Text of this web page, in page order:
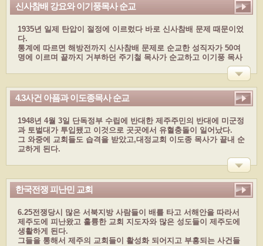
신사참배 강요와 이기풍목사 순교
1935년 일제 탄압이 절정에 이르렀다 바로 신사참배 문제 때문이었
다.
통계에 따르면 해방전까지 신사참배 문제로 순교한 성직자가 50여
명에 이르며 끝까지 거부하던 주기철 목사가 순교하고 이기풍 목사
4.3사건 아픔과 이도종목사 순교
1948년 4월 3일 단독정부 수립에 반대한 제주주민의 반대에 미군정
과 토벌대가 투입됐고 이것으로 곳곳에서 유혈충돌이 일어났다.
그 와중에 교회들도 습격을 받았고,대정교회 이도종 목사가 끝내 순
교하게 된다.
이도종 목사는 평양 신학교에서 목사 안수를 받은 제주도 최초 목사
이기도 했다
한국전쟁 피난민 교회
6.25전쟁당시 많은 서북지방 사람들이 배를 타고 서해안을 따라서
제주도에 피난왔고 훌륭한 교회 지도자와 많은 성도들이 제주도에
생활하게 된다.
그들을 통해서 제주의 교회들이 활성화 되어지고 부흥되는 사건들